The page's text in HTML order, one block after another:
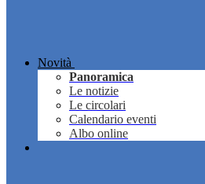
Novità
Panoramica
Le notizie
Le circolari
Calendario eventi
Albo online